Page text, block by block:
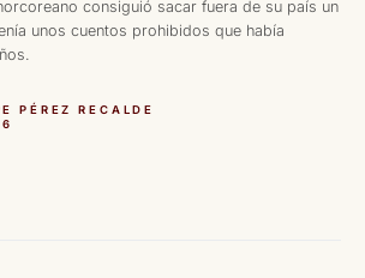
consiguió sacar fuera de su país un
unos cuentos prohibidos que había
PÉREZ RECALDE